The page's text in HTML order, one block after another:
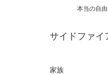
本当の自
サイドファイ
家族